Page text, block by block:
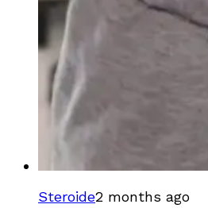
Steroide2 months ago